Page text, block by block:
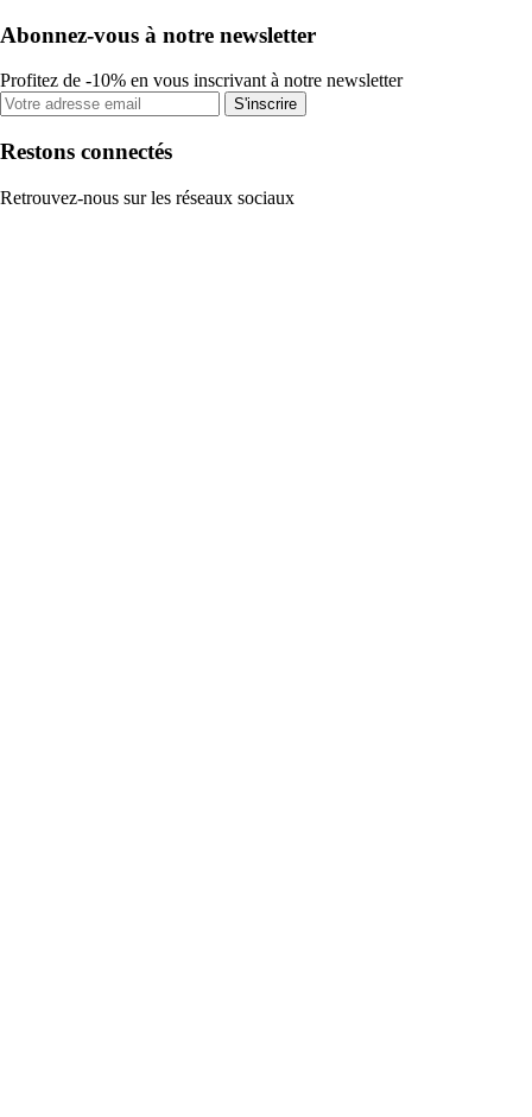
Abonnez-vous à notre newsletter
Profitez de -10% en vous inscrivant à notre newsletter
S'inscrire
Restons connectés
Retrouvez-nous sur les réseaux sociaux